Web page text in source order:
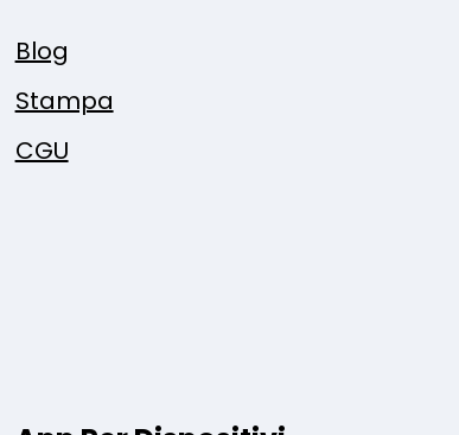
Blog
Stampa
CGU